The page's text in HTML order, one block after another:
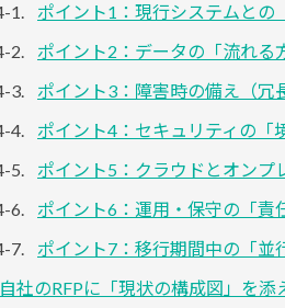
ポイント1：現行システムとの
ポイント2：データの「流れる
ポイント3：障害時の備え（冗
ポイント4：セキュリティの「
ポイント5：クラウドとオンプ
ポイント6：運用・保守の「責
ポイント7：移行期間中の「並
自社のRFPに「現状の構成図」を添